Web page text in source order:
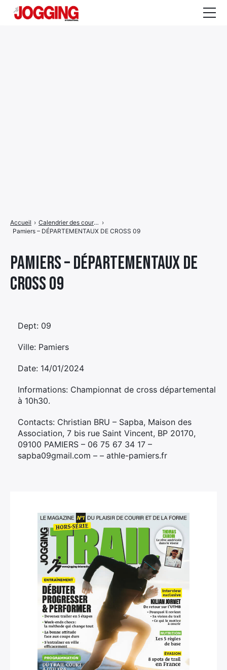
Pamiers – DÉPARTEMENTAUX DE
CROSS 09
Accueil › Calendrier des courses ›
Pamiers – DÉPARTEMENTAUX DE CROSS 09
Dept: 09
Ville: Pamiers
Date: 14/01/2024
Informations: Championnat de cross départemental
à 10h30.
Contacts: Christian BRU – Sapba, Maison des
Association, 7 bis rue Saint Vincent, BP 20170,
09100 PAMIERS – 06 75 67 34 17 –
sapba09gmail.com – – athle-pamiers.fr
de
menu
Élément
de
Élément
de